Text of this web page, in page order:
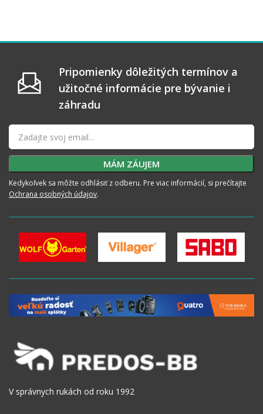
Pripomienky dôležitých termínov a
užitočné informácie pre bývanie i
záhradu
Kedykoľvek sa môžte odhlásiť z odberu. Pre viac informácií, si prečítajte
Ochrana osobných údajov.
V správnych rukách od roku 1992